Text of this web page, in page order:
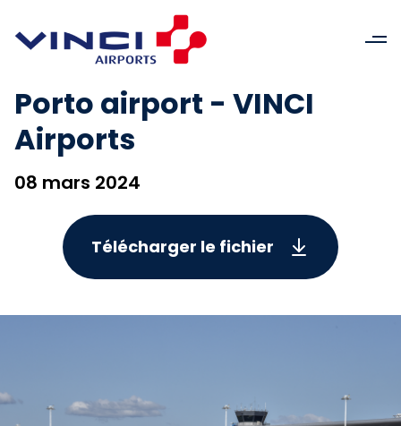
Porto airport - VINCI
Airports
08 mars 2024
Télécharger le fichier